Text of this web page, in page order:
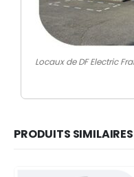
Locaux de DF Electric
PRODUITS SIMILAIRES